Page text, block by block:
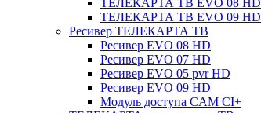
ТЕЛЕКАРТА ТВ EVO 08 HD
ТЕЛЕКАРТА ТВ EVO 09 HD
Ресивер ТЕЛЕКАРТА ТВ
Ресивер EVO 08 HD
Ресивер EVO 07 HD
Ресивер EVO 05 pvr HD
Ресивер EVO 09 HD
Модуль доступа CAM CI+